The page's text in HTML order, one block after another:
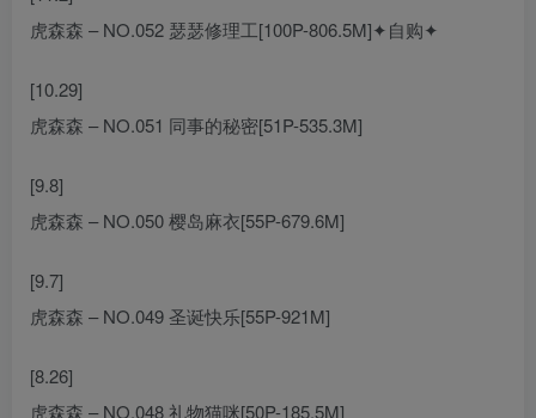
虎森森 – NO.052 瑟瑟修理工[100P-806.5M]✦自购✦
[10.29]
虎森森 – NO.051 同事的秘密[51P-535.3M]
[9.8]
虎森森 – NO.050 樱岛麻衣[55P-679.6M]
[9.7]
虎森森 – NO.049 圣诞快乐[55P-921M]
[8.26]
虎森森 – NO.048 礼物猫咪[50P-185.5M]